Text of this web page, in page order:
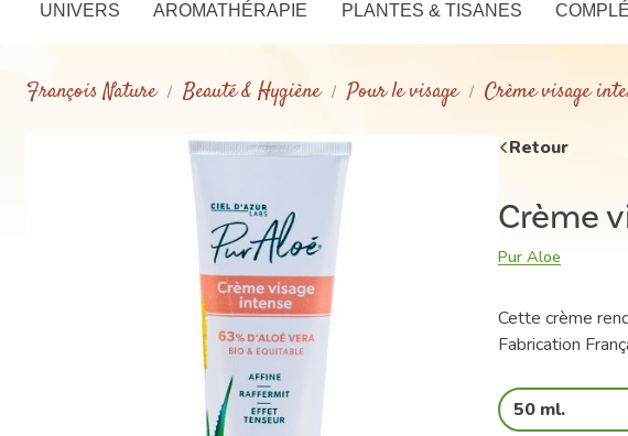
UNIVERS AROMATHÉRAPIE PLANTES & TISANES
François Nature Beauté & Hygiène Pour le visage Crème visage
Retour
Crème
Pur Aloe
Cette crème
Fabrication
50 ml.